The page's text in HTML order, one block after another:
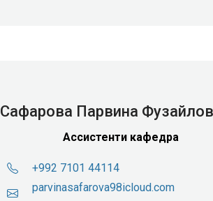
Сафарова Парвина
Ассистенти кафедра
+992 7101 44114
parvinasafarova98icloud.com